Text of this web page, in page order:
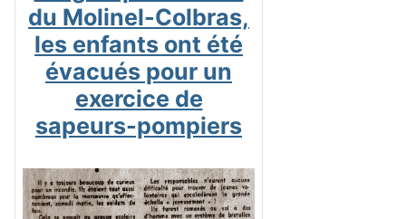
du Molinel-Colbras,
les enfants ont été
évacués pour un
exercice de
sapeurs-pompiers